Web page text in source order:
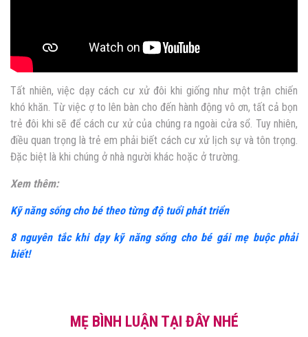
Tất nhiên, việc dạy cách cư xử đôi khi giống như một trận chiến
khó khăn. Từ việc ợ to lên bàn cho đến hành động vô ơn, tất cả bọn
trẻ đôi khi sẽ để cách cư xử của chúng ra ngoài cửa sổ. Tuy nhiên,
điều quan trọng là trẻ em phải biết cách cư xử lịch sự và tôn trọng.
Đặc biệt là khi chúng ở nhà người khác hoặc ở trường.
Xem thêm:
Kỹ năng sống cho bé theo từng độ tuổi phát triển
8 nguyên tắc khi dạy kỹ năng sống cho bé gái mẹ buộc phải
biết!
MẸ BÌNH LUẬN TẠI ĐÂY NHÉ